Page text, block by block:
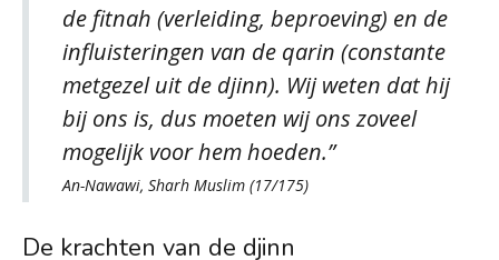
de fitnah (verleiding, beproeving) en de
influisteringen van de qarin (constante
metgezel uit de djinn). Wij weten dat hij
bij ons is, dus moeten wij ons zoveel
mogelijk voor hem hoeden.”
An-Nawawi, Sharh Muslim (17/175)
De krachten van de djinn